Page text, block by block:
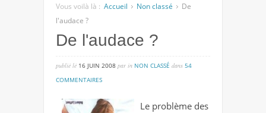
Vous voilà là : Accueil Non classé
De
l'audace ?
De l'audace ?
publié lé 16 JUIN 2008 par in NON CLASSÉ dans 54
COMMENTAIRESsur
l'audace
Le problème des